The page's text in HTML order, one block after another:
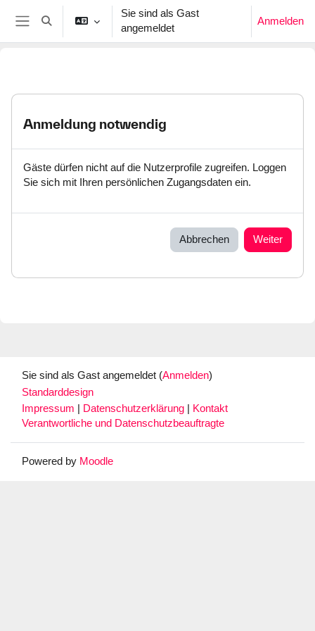
Zum Hauptinhalt
Website-Übersicht
Sucheingabe umschalten
Sie sind als Gast
angemeldet
Anmelden
Anmeldung notwendig
Gäste dürfen nicht auf die Nutzerprofile zugreifen. Loggen
Sie sich mit Ihren persönlichen Zugangsdaten ein.
Abbrechen Weiter
Sie sind als Gast angemeldet (Anmelden)
Standarddesign
Impressum
Datenschutzerklärung
Kontakt
Verantwortliche und Datenschutzbeauftragte
Powered by Moodle